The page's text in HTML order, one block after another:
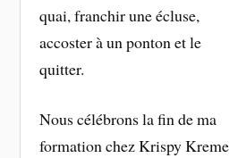
quai, franchir une écluse,
accoster à un ponton et le
quitter.
Nous célébrons la fin de ma
formation chez Krispy Kreme